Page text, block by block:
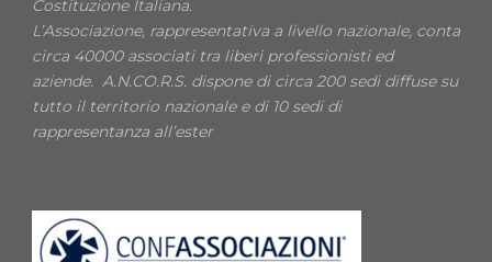
Costituzione Italiana.
L’Associazione, rappresentativa a livello nazionale, conta
circa 40000 associati tra liberi professionisti ed
aziende. A.N.CO.R.S. dispone di circa 200 sedi diffuse su
tutto il territorio nazionale e di 10 sedi di
rappresentanza all’ester